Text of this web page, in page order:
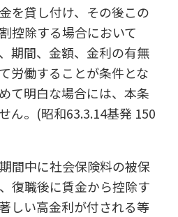
を貸し付け、その後この
控除する場合において
期間、金額、金利の有無
労働することが条件とな
て明白な場合には、本条
ん。(昭和63.3.14基発 150
間中に社会保険料の被保
復職後に賃金から控除す
しい高金利が付される等